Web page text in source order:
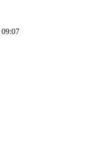
09:07